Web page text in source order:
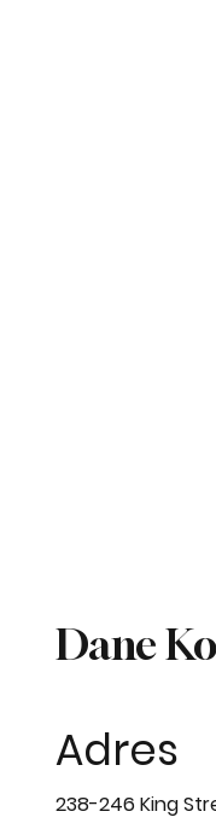
Dane
Adres
238-246 King